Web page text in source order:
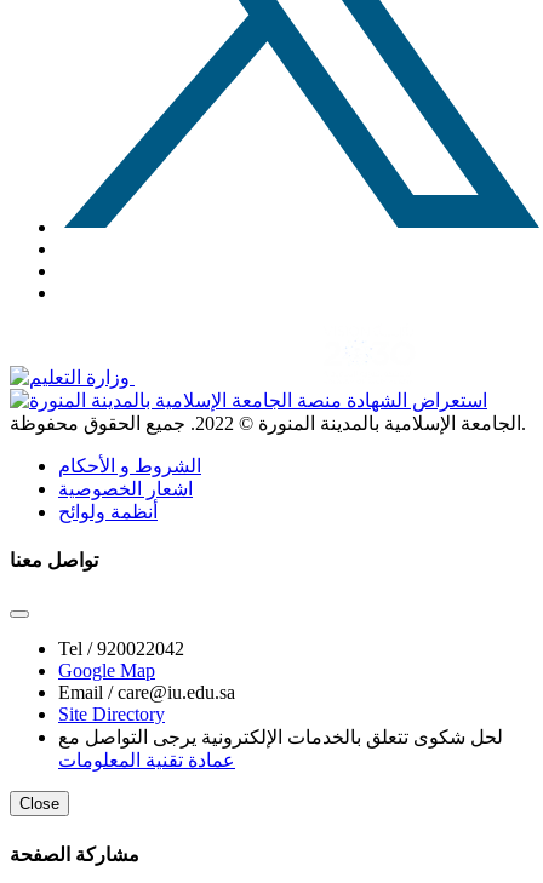
الجامعة الإسلامية بالمدينة المنورة © 2022 . جميع الحقوق محفوظة.
الشروط و الأحكام
اشعار الخصوصية
أنظمة ولوائح
تواصل معنا
Tel /920022042
Google Map
Email /care@iu.edu.sa
Site Directory
لحل شكوى تتعلق بالخدمات الإلكترونية يرجى التواصل مع
عمادة تقنية المعلومات
Close
مشاركة الصفحة